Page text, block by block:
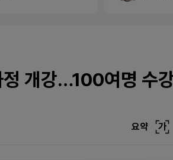
정 개강…100여명 수
요약 가